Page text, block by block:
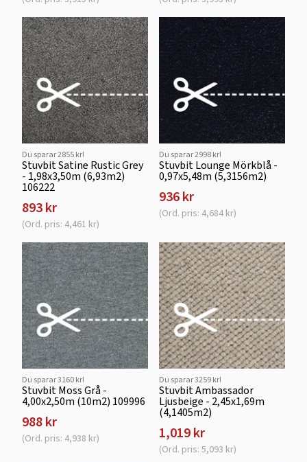
Du sparar 2855 kr!
Stuvbit Satine Rustic Grey
- 1,98x3,50m (6,93m2)
106222
893 kr
(Ord. pris: 4,461 kr)
Du sparar 2998 kr!
Stuvbit Lounge Mörkblå -
0,97x5,48m (5,3156m2)
936 kr
(Ord. pris: 4,684 kr)
Du sparar 3160 kr!
Stuvbit Moss Grå -
4,00x2,50m (10m2) 109996
988 kr
(Ord. pris: 4,938 kr)
Du sparar 3259 kr!
Stuvbit Ambassador
Ljusbeige - 2,45x1,69m
(4,1405m2)
1,019 kr
(Ord. pris: 5,093 kr)